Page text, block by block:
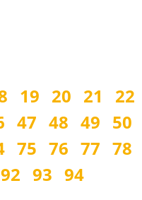
19 20 21 22
47 48 49 50
75 76 77 78
92 93 94